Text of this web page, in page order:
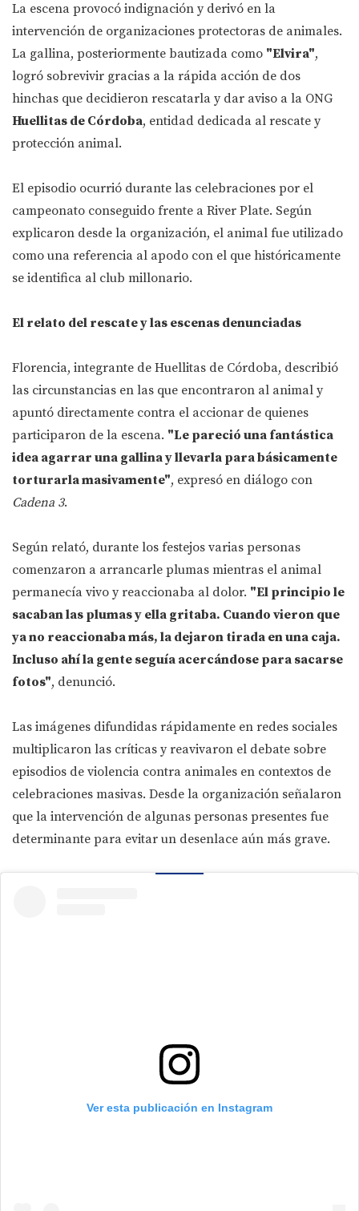
La escena provocó indignación y derivó en la
intervención de organizaciones protectoras de animales.
La gallina, posteriormente bautizada como "Elvira",
logró sobrevivir gracias a la rápida acción de dos
hinchas que decidieron rescatarla y dar aviso a la ONG
Huellitas de Córdoba, entidad dedicada al rescate y
protección animal.
El episodio ocurrió durante las celebraciones por el
campeonato conseguido frente a River Plate. Según
explicaron desde la organización, el animal fue utilizado
como una referencia al apodo con el que históricamente
se identifica al club millonario.
El relato del rescate y las escenas denunciadas
Florencia, integrante de Huellitas de Córdoba, describió
las circunstancias en las que encontraron al animal y
apuntó directamente contra el accionar de quienes
participaron de la escena. "Le pareció una fantástica
idea agarrar una gallina y llevarla para básicamente
torturarla masivamente", expresó en diálogo con
Cadena 3.
Según relató, durante los festejos varias personas
comenzaron a arrancarle plumas mientras el animal
permanecía vivo y reaccionaba al dolor. "El principio le
sacaban las plumas y ella gritaba. Cuando vieron que
ya no reaccionaba más, la dejaron tirada en una caja.
Incluso ahí la gente seguía acercándose para sacarse
fotos", denunció.
Las imágenes difundidas rápidamente en redes sociales
multiplicaron las críticas y reavivaron el debate sobre
episodios de violencia contra animales en contextos de
celebraciones masivas. Desde la organización señalaron
que la intervención de algunas personas presentes fue
determinante para evitar un desenlace aún más grave.
Ver esta publicación en Instagram